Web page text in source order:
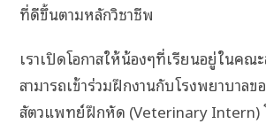
ที่ดีขึ้นตามหลักวิชาชีพ
เราเปิดโอกาสให้น้องๆที่เรียนอยู่ในค
สามารถเข้าร่วมฝึกงานกับโรงพยาบาลข
สัตวแพทย์ฝึกหัด (Veterinary Intern)